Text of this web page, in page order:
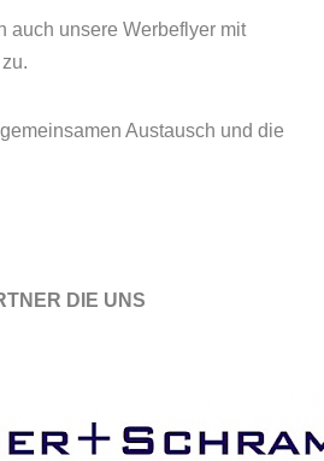
auch unsere Werbeflyer mit
Austausch und die
DIE UNS